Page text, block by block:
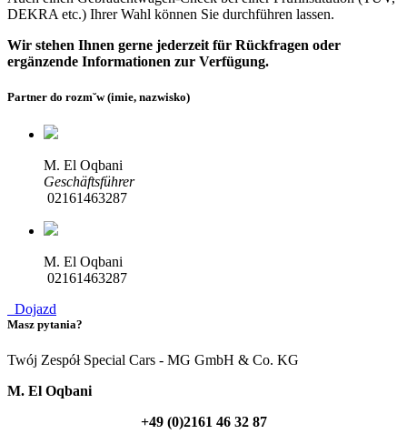
DEKRA etc.) Ihrer Wahl können Sie durchführen lassen.
Wir stehen Ihnen gerne jederzeit für Rückfragen oder
ergänzende Informationen zur Verfügung.
Partner do rozm˘w (imie, nazwisko)
M. El Oqbani
Geschäftsführer
02161463287
M. El Oqbani
02161463287
Dojazd
Masz pytania?
Twój Zespół Special Cars - MG GmbH & Co. KG
M. El Oqbani
+49 (0)2161 46 32 87